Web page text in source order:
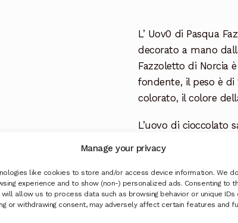
Manage your privacy
like cookies to store and/or access device information. We
experience and to show (non-) personalized ads. Consenting to
allow us to process data such as browsing behavior or unique IDs
or withdrawing consent, may adversely affect certain features and
L’ Uov0 di Pasqua
decorato a mano
Fazzoletto di Norcia
fondente, il peso è
colorato, il colore
L’uovo di cioccolato
cartone aggiuntivo
per garantire una
ma non saremo
con il corriere
Ingredienti uovo